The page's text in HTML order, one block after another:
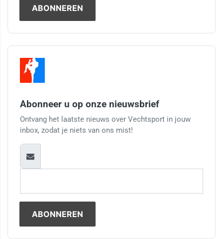
Abonneer u op onze nieuwsbrief
Ontvang het laatste nieuws over Vechtsport in jouw
inbox, zodat je niets van ons mist!